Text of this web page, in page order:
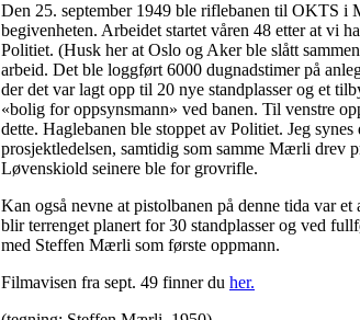
Den 25. september 1949 ble riflebanen til OKTS i
begivenheten. Arbeidet startet våren 48 etter at vi
Politiet. (Husk her at Oslo og Aker ble slått
arbeid. Det ble loggført 6000 dugnadstimer på
der det var lagt opp til 20 nye standplasser og et
«bolig for oppsynsmann» ved banen. Til venstre
dette. Haglebanen ble stoppet av Politiet. Jeg
prosjektledelsen, samtidig som samme Mærli drev
Løvenskiold seinere ble for grovrifle.
Kan også nevne at pistolbanen på denne tida var
blir terrenget planert for 30 standplasser og ved
med Steffen Mærli som første oppmann.
Filmavisen fra sept. 49 finner du her.